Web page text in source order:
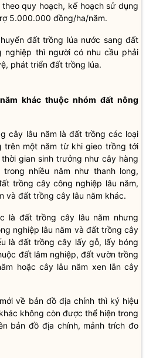
quy hoạch, kế hoạch sử dụng
5.000.000 đồng/ha/năm.
đất trồng lúa nước sang đất
nghiệp thì người có nhu cầu phải
phát triển đất trồng lúa.
khác thuộc nhóm đất nông
cây lâu năm là đất trồng các loại
trên một năm từ khi gieo trồng tới
gian sinh trưởng như cây hàng
nhiều năm như thanh long,
trồng cây công nghiệp lâu năm,
và đất trồng cây lâu năm khác.
là đất trồng cây lâu năm nhưng
nghiệp lâu năm và đất trồng cây
là đất trồng cây lấy gỗ, lấy bóng
đất lâm nghiệp, đất vườn trồng
hoặc cây lâu năm xen lẫn cây
về bản đồ địa chính thì ký hiệu
không còn được thể hiện trong
bản đồ địa chính, mảnh trích đo